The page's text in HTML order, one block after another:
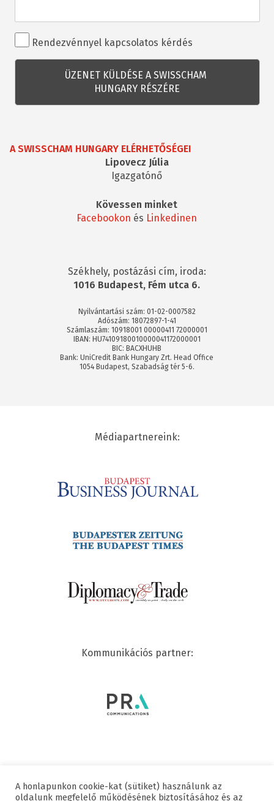
Rendezvénnyel
kapcsolatos
kérdés
Rendezvénnyel kapcsolatos kérdés
A SWISSCHAM HUNGARY ELÉRHETŐSÉGEI
Lipovecz Júlia
Igazgatónő
Kövessen minket
Facebookon és Linkedinen
Székhely, postázási cím, iroda:
1016 Budapest, Fém utca 6.
Nyilvántartási szám: 01-02-0007582
Adószám: 18072897-1-41
Számlaszám: 10918001 00000411 72000001
IBAN: HU74109180010000041172000001
BIC: BACXHUHB
Bank: UniCredit Bank Hungary Zrt. Head Office
1054 Budapest, Szabadság tér 5-6.
Médiapartnereink:
Kommunikációs partner:
© 2020 SWISSCHAM | MINDEN JOG FENNTARTVA
A honlapunkon cookie-kat (sütiket) használunk az
oldalunk megfelelő működésének biztosításához és az